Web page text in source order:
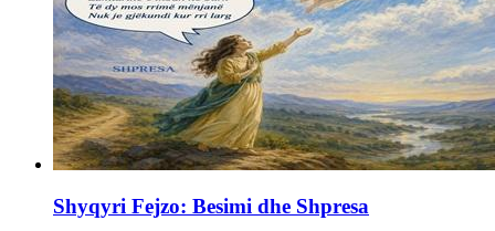
Shyqyri Fejzo: Besimi dhe Shpresa